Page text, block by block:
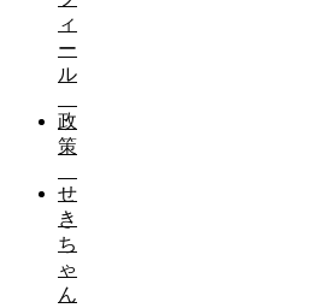
ィ
ー
ル
政
策
せ
き
ち
ゃ
ん